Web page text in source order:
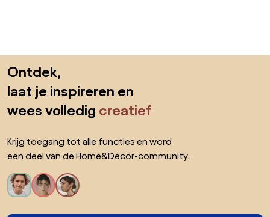
Ontdek,
laat je inspireren en
wees volledig creatief
Krijg toegang tot alle functies en word
een deel van de Home&Decor-community.